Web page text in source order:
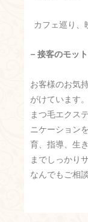
カフェ巡り、
– 接客のモッ
お客様のお気
がけています。
まつ毛エクス
ニケーション
育、指導、生
までしっかり
なんでもご相